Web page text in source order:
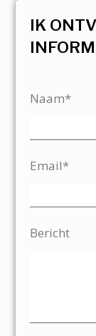
IK
Naam*
Email*
Bericht